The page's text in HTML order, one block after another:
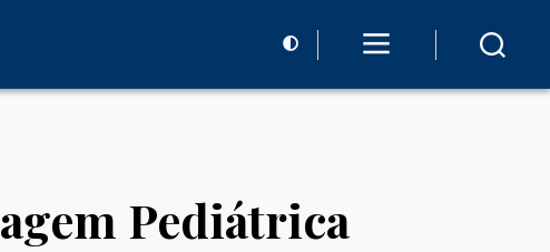
Pediátrica